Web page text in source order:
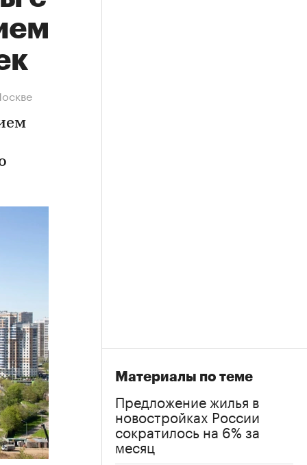
Материалы по теме
Предложение жилья в
новостройках России
сократилось на 6% за
месяц